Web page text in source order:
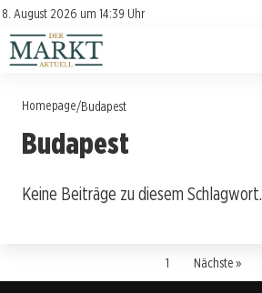
8. August 2026 um 14:39 Uhr
Kontakt
Impressum
Investition
Verbraucherschutz
Homepage/Budapest
Budapest
Keine Beiträge zu diesem Schlagwort.
1 Nächste »